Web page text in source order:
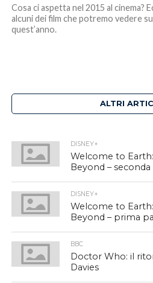
Cosa ci aspetta nel 2015 al cinema?
alcuni dei film che potremo vedere
quest’anno.
ALTRI
DISNEY+
Welcome to
Beyond –
DISNEY+
Welcome to
Beyond – prima
BBC
Doctor Who: il
Davies